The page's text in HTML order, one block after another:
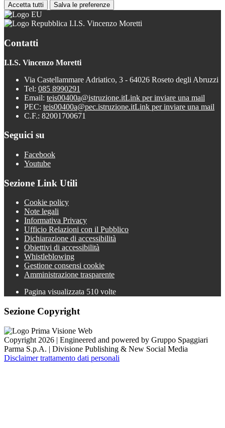
Accetta tutti Salva le preferenze
I.I.S. Vincenzo Moretti
Contatti
I.I.S. Vincenzo Moretti
Via Castellammare Adriatico, 3 - 64026 Roseto degli Abruzzi
Tel: 085 8990291
Email: teis00400a@istruzione.itLink per inviare una mail
PEC: teis00400a@pec.istruzione.itLink per inviare una mail
C.F.: 82001700671
Seguici su
Facebook
Youtube
Sezione Link Utili
Cookie policy
Note legali
Informativa Privacy
Ufficio Relazioni con il Pubblico
Dichiarazione di accessibilità
Obiettivi di accessibilità
Whistleblowing
Gestione consensi cookie
Amministrazione trasparente
Pagina visualizzata 510 volte
Sezione Copyright
Copyright 2026 | Engineered and powered by Gruppo Spaggiari
Parma S.p.A. | Divisione Publishing & New Social Media
Disclaimer trattamento dati personali